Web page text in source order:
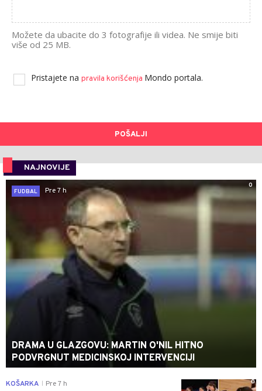
Možete da ubacite do 3 fotografije ili videa. Ne smije biti
više od 25 MB.
Pristajete na pravila korišćenja Mondo portala.
POŠALJI
NAJNOVIJE
0
FUDBAL
Pre 7 h
DRAMA U GLAZGOVU: MARTIN O'NIL HITNO
PODVRGNUT MEDICINSKOJ INTERVENCIJI
0
KOŠARKA Pre 7 h